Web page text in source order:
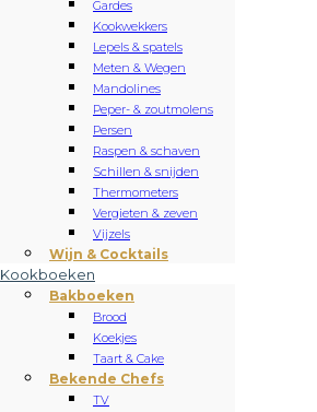
Gardes
Kookwekkers
Lepels & spatels
Meten & Wegen
Mandolines
Peper- & zoutmolens
Persen
Raspen & schaven
Schillen & snijden
Thermometers
Vergieten & zeven
Vijzels
Wijn & Cocktails
Kookboeken
Bakboeken
Brood
Koekjes
Taart & Cake
Bekende Chefs
TV